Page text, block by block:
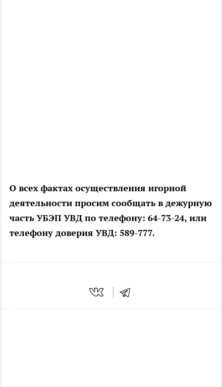
О всех фактах осуществления игорной
деятельности просим сообщать в дежурную
часть УБЭП УВД по телефону: 64-73-24, или
телефону доверия УВД: 589-777.